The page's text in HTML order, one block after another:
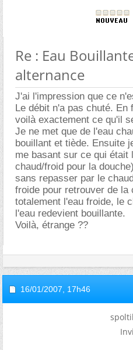
Re : Eau
alternance
J'ai l'impression que ce
Le débit n'a pas chuté.
voilà exactement ce qu'il
Je ne met que de l'eau
bouillant et tiède. Ensuite
me basant sur ce qui était
chaud/froid pour la
sans repasser par le
froide pour retrouver de la
totalement l'eau froide, le
l'eau redevient bouillante.
Voilà, étrange ??
16/01/2007, 17h46